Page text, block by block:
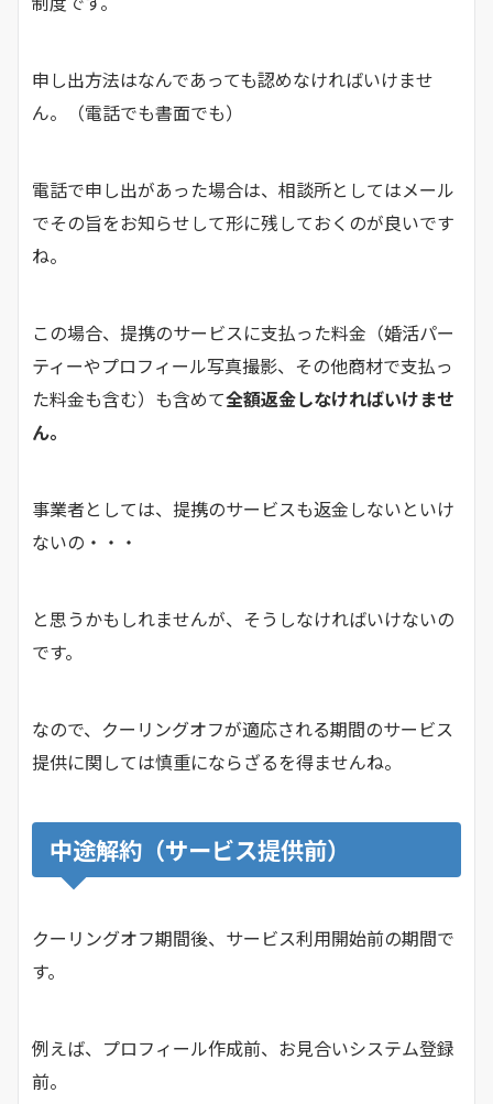
申し出方法はなんであっても認めなければいけませ
ん。（電話でも書面でも）
電話で申し出があった場合は、相談所としてはメール
でその旨をお知らせして形に残しておくのが良いです
ね。
この場合、提携のサービスに支払った料金（婚活パー
ティーやプロフィール写真撮影、その他商材で支払っ
た料金も含む）も含めて全額返金しなければいけませ
ん。
事業者としては、提携のサービスも返金しないといけ
ないの・・・
と思うかもしれませんが、そうしなければいけないの
です。
なので、クーリングオフが適応される期間のサービス
提供に関しては慎重にならざるを得ませんね。
中途解約（サービス提供前）
クーリングオフ期間後、サービス利用開始前の期間で
す。
例えば、プロフィール作成前、お見合いシステム登録
前。